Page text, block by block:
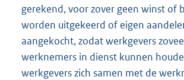
gerekend, voor zover geen winst of
worden uitgekeerd of eigen
aangekocht, zodat werkgevers
werknemers in dienst kunnen
werkgevers zich samen met de